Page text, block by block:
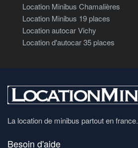
Location Minibus Chamalières
Location Minibus 19 places
Location autocar Vichy
Location d'autocar 35 places
La location de minibus partout en france.
Besoin d'aide